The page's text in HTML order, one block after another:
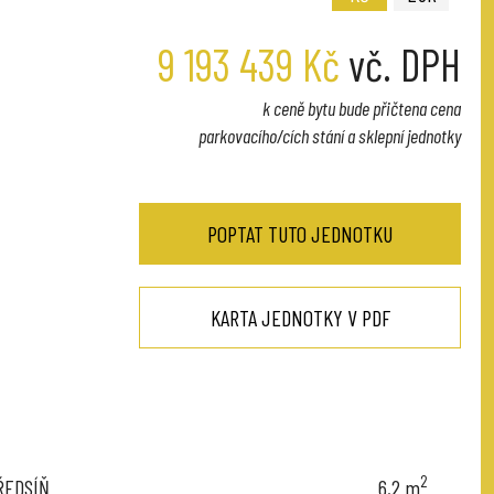
9 193 439 Kč vč. DPH
k ceně bytu bude přičtena cena
parkovacího/cích stání a sklepní jednotky
POPTAT TUTO JEDNOTKU
KARTA JEDNOTKY V PDF
6,2 m2